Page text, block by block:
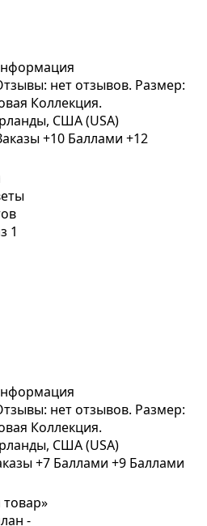
нет отзывов. Размер:
Коллекция.
США (USA)
+10 Баллами +12
нет отзывов. Размер:
Коллекция.
США (USA)
+7 Баллами +9 Баллами